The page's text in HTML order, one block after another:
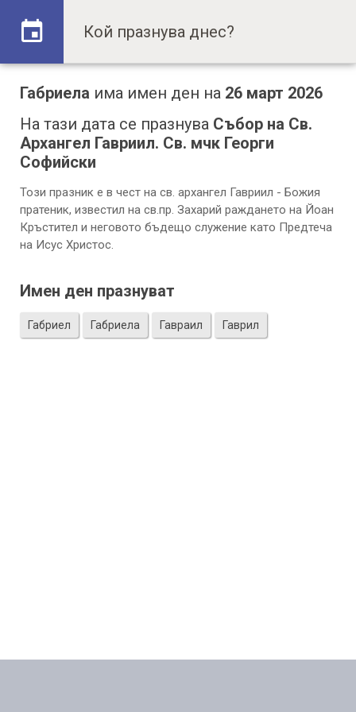
Габриела има имен ден на 26 март 2026
На тази дата се празнува Събор на Св.
Архангел Гавриил. Св. мчк Георги
Софийски
Този празник е в чест на св. архангел Гавриил - Божия
пратеник, известил на св.пр. Захарий раждането на Йоан
Кръстител и неговото бъдещо служение като Предтеча
на Исус Христос.
Имен ден празнуват
Габриел Габриела Гаврaил Гаврил